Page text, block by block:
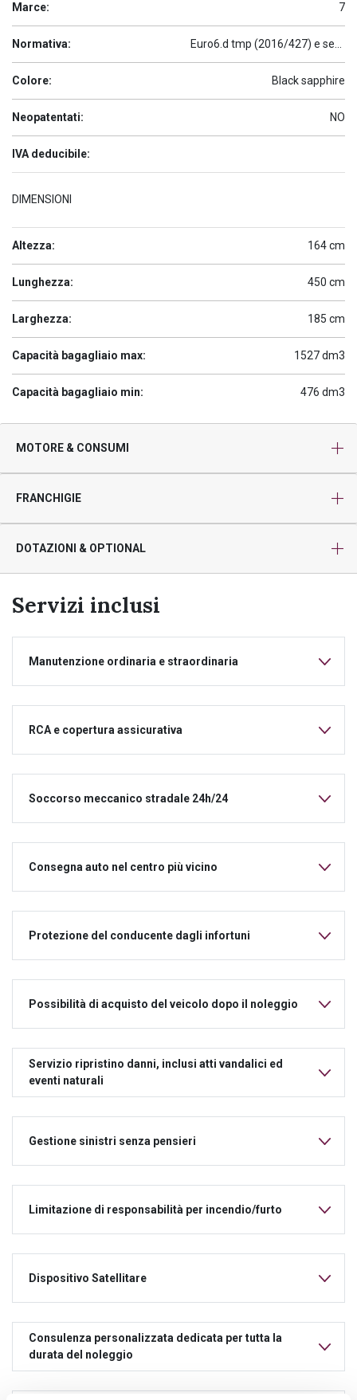
Marce: 7
Normativa:
Colore: Black sapphire
Neopatentati: NO
IVA deducibile:
DIMENSIONI
Altezza: 164 cm
Lunghezza: 450 cm
Larghezza: 185 cm
Capacità bagagliaio max: 1527 dm3
Capacità bagagliaio min: 476 dm3
MOTORE & CONSUMI
FRANCHIGIE
DOTAZIONI & OPTIONAL
Servizi inclusi
Manutenzione ordinaria e straordinaria
RCA e copertura assicurativa
Soccorso meccanico stradale 24h/24
Consegna auto nel centro più vicino
Protezione del conducente dagli infortuni
Possibilità di acquisto del veicolo dopo il noleggio
Servizio ripristino danni, inclusi atti vandalici ed
eventi naturali
Gestione sinistri senza pensieri
Limitazione di responsabilità per incendio/furto
Dispositivo Satellitare
Consulenza personalizzata dedicata per tutta la
durata del noleggio